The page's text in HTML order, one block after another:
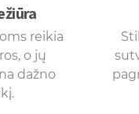
reikia
o jų
dažno